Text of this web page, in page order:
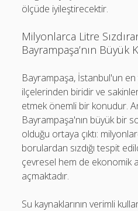
ölçüde iyileştirecektir.
Milyonlarca Litre
Bayrampaşa’nın Büyük
Bayrampaşa, İstanbul'un
ilçelerinden biridir ve
etmek önemli bir konudur.
Bayrampaşa'nın büyük bir
olduğu ortaya çıktı:
borulardan sızdığı tespit
çevresel hem de ekonomik
açmaktadır.
Su kaynaklarının verimli